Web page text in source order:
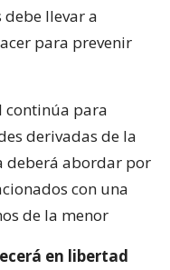
llevar a
para prevenir
continúa para
derivadas de la
deberá abordar por
con una
de la menor
en libertad